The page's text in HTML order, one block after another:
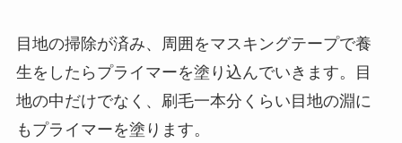
目地の掃除が済み、周囲をマスキングテープで養
生をしたらプライマーを塗り込んでいきます。目
地の中だけでなく、刷毛一本分くらい目地の淵に
もプライマーを塗ります。